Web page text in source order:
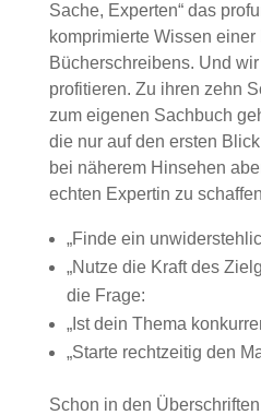
Sache, Experten“ das
komprimierte Wissen
Bücherschreibens. Und
profitieren. Zu ihren zehn
zum eigenen Sachbuch
die nur auf den ersten
bei näherem Hinsehen
echten Expertin zu
„Finde ein
„Nutze die Kraft des
die Frage:
„Ist dein Thema
„Starte rechtzeitig den
Schon in den